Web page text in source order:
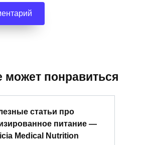
может понравиться
статьи про
питание —
Medical Nutrition